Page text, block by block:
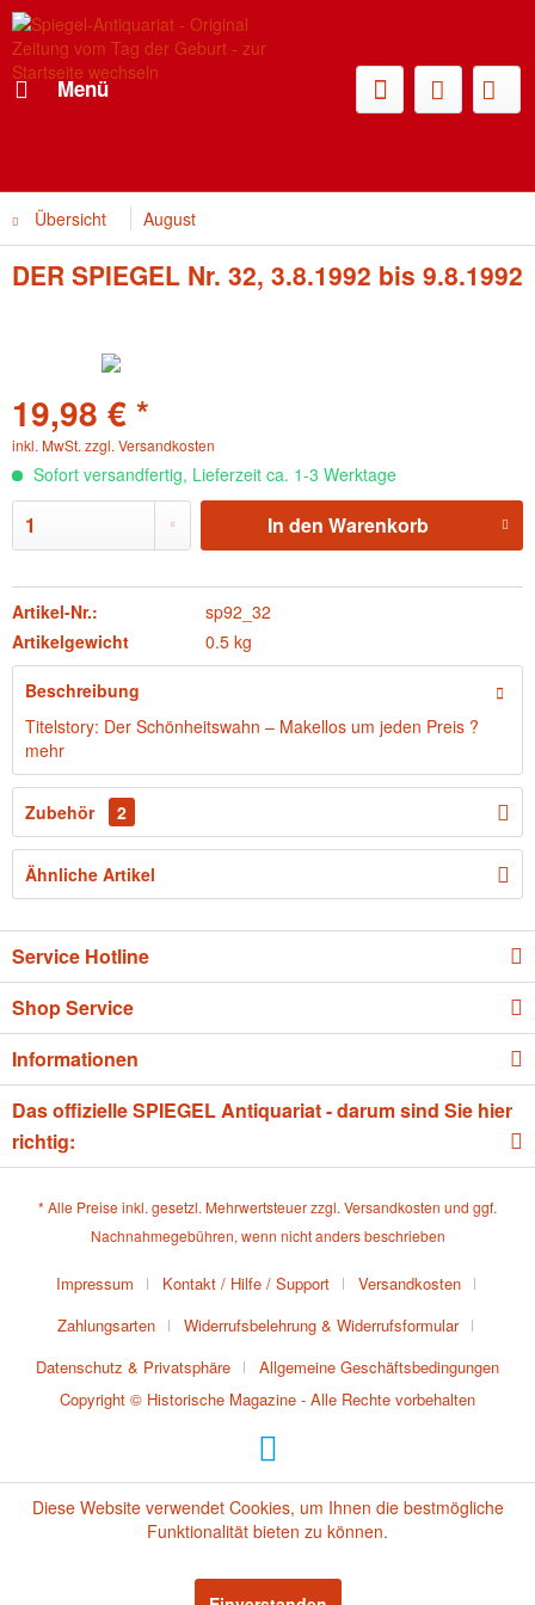
Menü
Übersicht August
DER SPIEGEL Nr. 32, 3.8.1992 bis 9.8.1992
19,98 € *
inkl. MwSt. zzgl. Versandkosten
Sofort versandfertig, Lieferzeit ca. 1-3 Werktage
In den Warenkorb
Artikel-Nr.:
sp92_32
Artikelgewicht
0.5 kg
Beschreibung
Titelstory: Der Schönheitswahn – Makellos um jeden Preis ?
mehr
Zubehör 2
Ähnliche Artikel
Service Hotline
Shop Service
Informationen
Das offizielle SPIEGEL Antiquariat - darum sind Sie hier
richtig:
* Alle Preise inkl. gesetzl. Mehrwertsteuer zzgl. Versandkosten und ggf.
Nachnahmegebühren, wenn nicht anders beschrieben
Impressum Kontakt / Hilfe / Support
Versandkosten
Zahlungsarten
Widerrufsbelehrung & Widerrufsformular
Datenschutz & Privatsphäre
Allgemeine Geschäftsbedingungen
Copyright © Historische Magazine - Alle Rechte vorbehalten
Diese Website verwendet Cookies, um Ihnen die bestmögliche
Funktionalität bieten zu können.